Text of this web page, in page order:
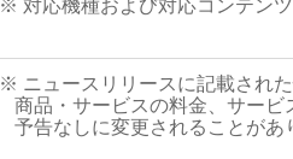
※ 対応機種および対応コンテン
※ ニュースリリースに記載され
商品・サービスの料金、サー
予告なしに変更されることが